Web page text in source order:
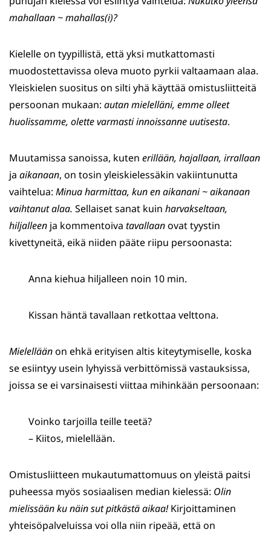
mahallaan ~ mahallas(i)?
Kielelle on tyypillistä, että yksi mutkattomasti
muodostettavissa oleva muoto pyrkii valtaamaan alaa.
Yleiskielen suositus on silti yhä käyttää omistusliitteitä
persoonan mukaan: autan mielelläni, emme olleet
huolissamme, olette varmasti innoissanne uutisesta.
Muutamissa sanoissa, kuten erillään, hajallaan, irrallaan
ja aikanaan, on tosin yleiskielessäkin vakiintunutta
vaihtelua: Minua harmittaa, kun en aikanani ~ aikanaan
vaihtanut alaa. Sellaiset sanat kuin harvakseltaan,
hiljalleen ja kommentoiva tavallaanovat tyystin
kivettyneitä, eikä niiden pääte riipu persoonasta:
Anna kiehua hiljalleen noin 10 min.
Kissan häntä tavallaan retkottaa velttona.
Mielelläänon ehkä erityisen altis kiteytymiselle, koska
se esiintyy usein lyhyissä verbittömissä vastauksissa,
joissa se ei varsinaisesti viittaa mihinkään persoonaan:
Voinko tarjoilla teille teetä?
– Kiitos, mielellään.
Omistusliitteen mukautumattomuus on yleistä paitsi
puheessa myös sosiaalisen median kielessä: Olin
mielissäänku näin sut pitkästä aikaa!Kirjoittaminen
yhteisöpalveluissa voi olla niin ripeää, että on